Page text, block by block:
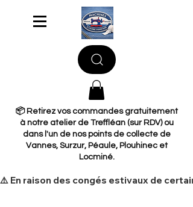
📦 Retirez vos commandes gratuitement
à notre atelier de Treffléan (sur RDV) ou
dans l'un de nos points de collecte de
Vannes, Surzur, Péaule, Plouhinec et
Locminé.
​⚠️ En raison des congés estivaux de